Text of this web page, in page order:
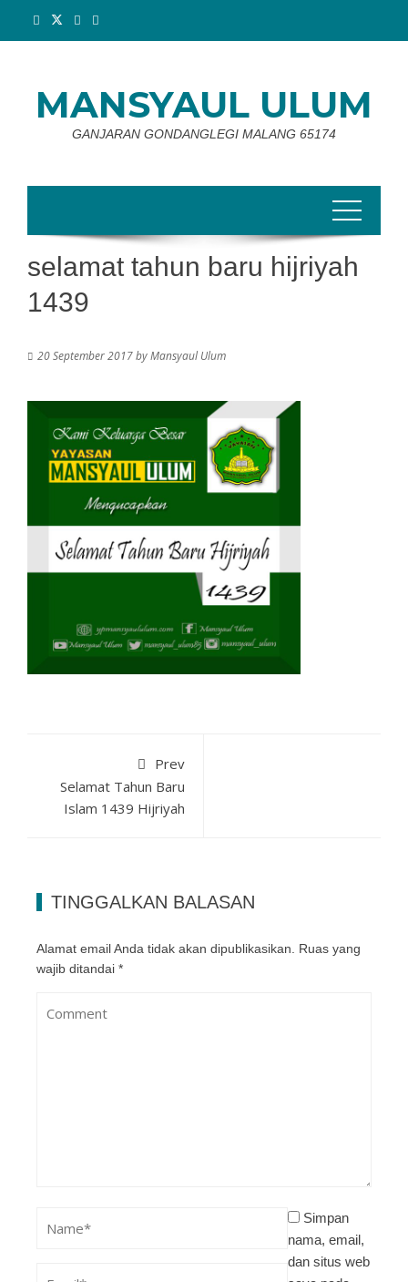
MANSYAUL ULUM
GANJARAN GONDANGLEGI MALANG 65174
selamat tahun baru hijriyah
1439
20 September 2017byMansyaul Ulum
Prev
Selamat Tahun Baru
Islam 1439 Hijriyah
TINGGALKAN BALASAN
Alamat email Anda tidak akan dipublikasikan. Ruas yang
wajib ditandai *
Simpan
nama, email,
dan situs web